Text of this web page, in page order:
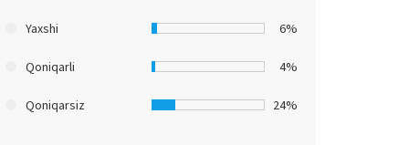
Yaxshi 6%
Qoniqarli 4%
Qoniqarsiz 24%